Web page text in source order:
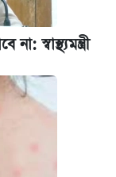
স্বাস্থ্যমন্ত্রী